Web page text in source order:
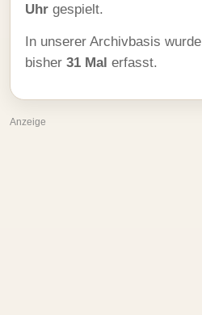
Uhr gespielt.
In unserer Archivbasis wurde
bisher 31 Mal erfasst.
Anzeige